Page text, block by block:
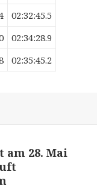
02:32:45.5
02:34:28.9
02:35:45.2
am 28. Mai